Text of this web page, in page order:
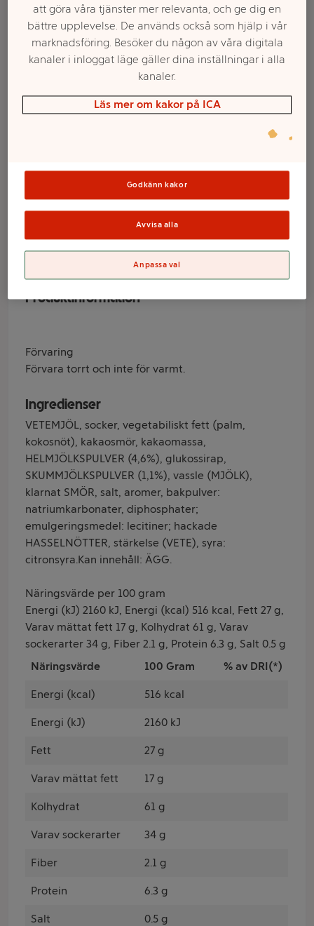
Gram PiCK UP!
Varumärke
Produktinformation
Förvaring
Förvara torrt och inte för varmt.
Ingredienser
VETEMJÖL, socker, vegetabiliskt fett (palm,
kokosnöt), kakaosmör, kakaomassa,
HELMJÖLKSPULVER (4,6%), glukossirap,
SKUMMJÖLKSPULVER (1,1%), vassle (MJÖLK),
klarnat SMÖR, salt, aromer, bakpulver:
natriumkarbonater, diphosphater;
emulgeringsmedel: lecitiner; hackade
HASSELNÖTTER, stärkelse (VETE), syra:
citronsyra.Kan innehåll: ÄGG.
Näringsvärde per 100 gram
Energi (kJ) 2160 kJ, Energi (kcal) 516 kcal, Fett 27 g,
Varav mättat fett 17 g, Kolhydrat 61 g, Varav
sockerarter 34 g, Fiber 2.1 g, Protein 6.3 g, Salt 0.5 g
Näringsvärde
100 Gram % av DRI(*)
Energi (kcal) 516 kcal
Energi (kJ) 2160 kJ
Fett 27 g
Varav mättat fett 17 g
Kolhydrat 61 g
Varav sockerarter 34 g
Fiber 2.1 g
Protein 6.3 g
Salt 0.5 g
Välj butik och handla
att göra våra tjänster mer relevanta, och ge dig en
bättre upplevelse. De används också som hjälp i vår
marknadsföring. Besöker du någon av våra digitala
kanaler i inloggat läge gäller dina inställningar i alla
kanaler.
Läs mer om kakor på ICA
Godkänn kakor
Avvisa alla
Anpassa val